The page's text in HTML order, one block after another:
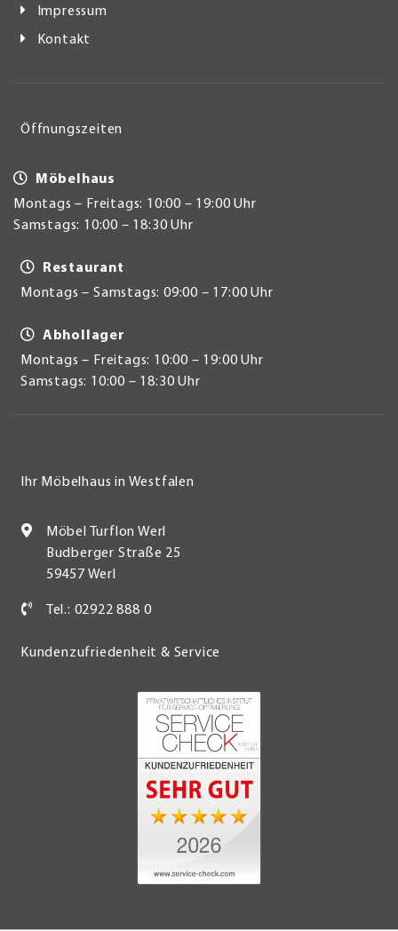
Impressum
Kontakt
Öffnungszeiten
Möbelhaus
Montags – Freitags: 10:00 – 19:00 Uhr
Samstags: 10:00 – 18:30 Uhr
Restaurant
Montags – Samstags: 09:00 – 17:00 Uhr
Abhollager
Montags – Freitags: 10:00 – 19:00 Uhr
Samstags: 10:00 – 18:30 Uhr
Ihr Möbelhaus in Westfalen
Möbel Turflon Werl
Budberger Straße 25
59457 Werl
Tel.: 02922 888 0
Kundenzufriedenheit & Service